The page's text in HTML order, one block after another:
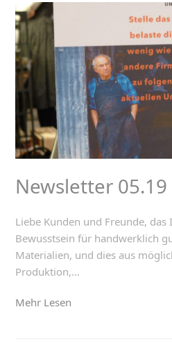
Newsletter 05.19
Liebe Kunden und Freunde, das
Bewusstsein für handwerklich
Materialien, und dies aus
Produktion,…
Mehr Lesen